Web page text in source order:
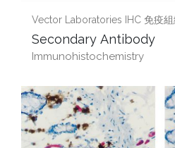
Vector Laboratories IHC 免疫組
Secondary Antibody
Immunohistochemistry